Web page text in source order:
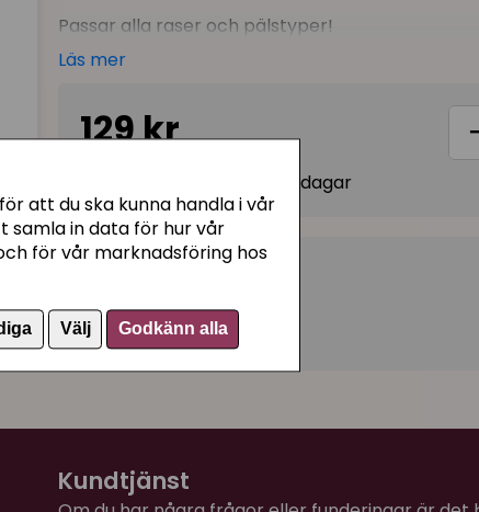
att du ska kunna handla i vår
samla in data för hur vår
för vår marknadsföring hos
Välj Godkänn alla
Passar alla raser och pälstyper!
Använd så här:
optimalt resultat och avsluta med Keratin+
Storlek:300 ml
PH: 5,5
Innehåll:Aqua, Mg Laureth sulfate, Sodium
Rapeseedamide, Tetrasodium Glutamate
panthenol, Laureth-7, Hydrolyzed wheat
Läs mer
129 kr
I lager, leveranstid 1-3 vardagar
Kattschampo
Artikelnummer:
Kundtjänst